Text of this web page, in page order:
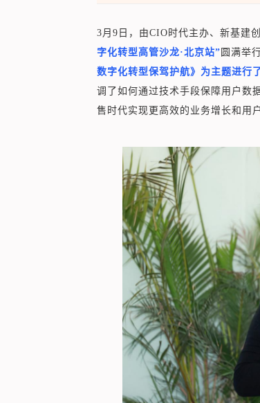
3月9日，由CIO时代主办、新基建
字化转型高管沙龙·北京站” 圆满举行
数字化转型保驾护航》为主题进行
调了如何通过技术手段保障用户数
售时代实现更高效的业务增长和用